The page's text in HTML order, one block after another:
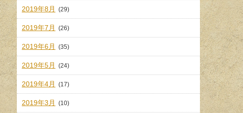
2019年8月 (29)
2019年7月 (26)
2019年6月 (35)
2019年5月 (24)
2019年4月 (17)
2019年3月 (10)